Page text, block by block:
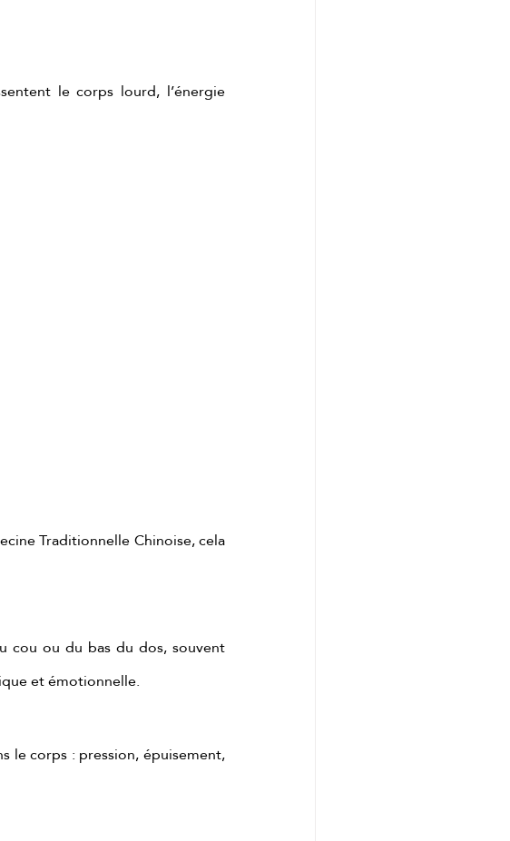
le corps lourd, l’énergie
Traditionnelle Chinoise, cela
cou ou du bas du dos, souvent
et émotionnelle.
le corps : pression, épuisement,